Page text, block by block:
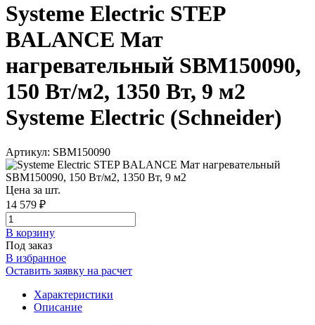
Systeme Electric STEP
BALANCE Мат
нагревательный SBM150090,
150 Вт/м2, 1350 Вт, 9 м2
Systeme Electric (Schneider)
Артикул: SBM150090
Цена за шт.
14 579 ₽
В корзинy
Под заказ
В избранное
Оставить заявку на расчет
Характеристики
Описание